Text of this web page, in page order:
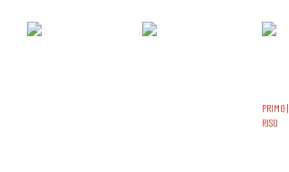
PRIMO |
RISO